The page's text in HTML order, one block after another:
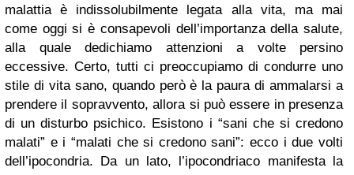
malattia è indissolubilmente legata alla vita, ma mai
come oggi si è consapevoli dell’importanza della salute,
alla quale dedichiamo attenzioni a volte persino
eccessive. Certo, tutti ci preoccupiamo di condurre uno
stile di vita sano, quando però è la paura di ammalarsi a
prendere il sopravvento, allora si può essere in presenza
di un disturbo psichico. Esistono i “sani che si credono
malati” e i “malati che si credono sani”: ecco i due volti
dell’ipocondria. Da un lato, l’ipocondriaco manifesta la